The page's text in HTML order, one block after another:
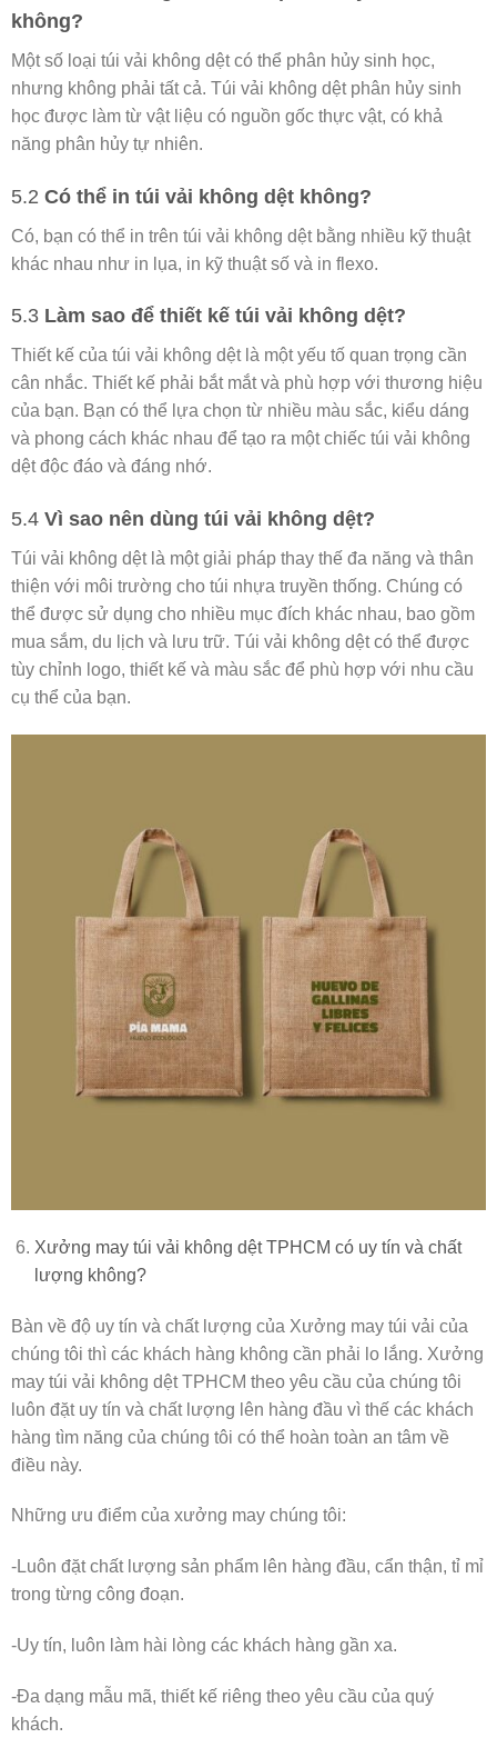
không?
Một số loại túi vải không dệt có thể phân hủy sinh học,
nhưng không phải tất cả. Túi vải không dệt phân hủy sinh
học được làm từ vật liệu có nguồn gốc thực vật, có khả
năng phân hủy tự nhiên.
5.2 Có thể in túi vải không dệt không?
Có, bạn có thể in trên túi vải không dệt bằng nhiều kỹ thuật
khác nhau như in lụa, in kỹ thuật số và in flexo.
5.3 Làm sao để thiết kế túi vải không dệt?
Thiết kế của túi vải không dệt là một yếu tố quan trọng cần
cân nhắc. Thiết kế phải bắt mắt và phù hợp với thương hiệu
của bạn. Bạn có thể lựa chọn từ nhiều màu sắc, kiểu dáng
và phong cách khác nhau để tạo ra một chiếc túi vải không
dệt độc đáo và đáng nhớ.
5.4 Vì sao nên dùng túi vải không dệt?
Túi vải không dệt là một giải pháp thay thế đa năng và thân
thiện với môi trường cho túi nhựa truyền thống. Chúng có
thể được sử dụng cho nhiều mục đích khác nhau, bao gồm
mua sắm, du lịch và lưu trữ. Túi vải không dệt có thể được
tùy chỉnh logo, thiết kế và màu sắc để phù hợp với nhu cầu
cụ thể của bạn.
Xưởng may túi vải không dệt TPHCM có uy tín và chất
lượng không?
Bàn về độ uy tín và chất lượng của Xưởng may túi vải của
chúng tôi thì các khách hàng không cần phải lo lắng. Xưởng
may túi vải không dệt TPHCM theo yêu cầu của chúng tôi
luôn đặt uy tín và chất lượng lên hàng đầu vì thế các khách
hàng tìm năng của chúng tôi có thể hoàn toàn an tâm về
điều này.
Những ưu điểm của xưởng may chúng tôi:
-Luôn đặt chất lượng sản phẩm lên hàng đầu, cẩn thận, tỉ mỉ
trong từng công đoạn.
-Uy tín, luôn làm hài lòng các khách hàng gần xa.
-Đa dạng mẫu mã, thiết kế riêng theo yêu cầu của quý
khách.